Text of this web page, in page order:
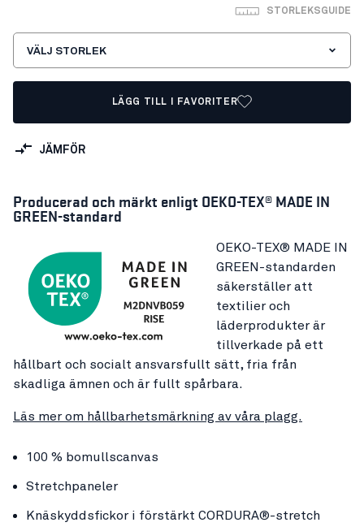
STORLEKSGUIDE
VÄLJ STORLEK
LÄGG TILL I FAVORITER
JÄMFÖR
Producerad och märkt enligt OEKO-TEX® MADE IN
GREEN-standard
OEKO-TEX® MADE IN
GREEN-standarden
säkerställer att
textilier och
läderprodukter är
tillverkade på ett
hållbart och socialt ansvarsfullt sätt, fria från
skadliga ämnen och är fullt spårbara.
Läs mer om hållbarhetsmärkning av våra plagg.
100 % bomullscanvas
Stretchpaneler
Knäskyddsfickor i förstärkt CORDURA®-stretch